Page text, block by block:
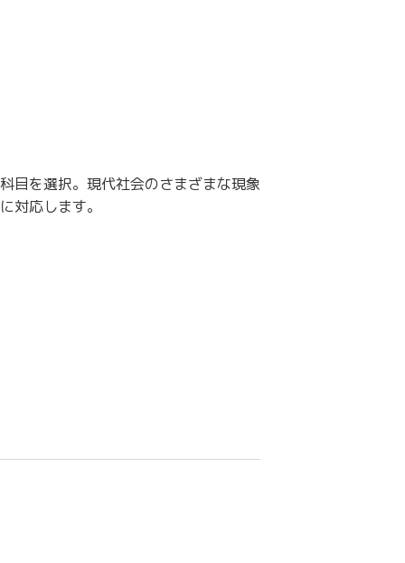
目を選択。現代社会のさまざまな現象
対応します。